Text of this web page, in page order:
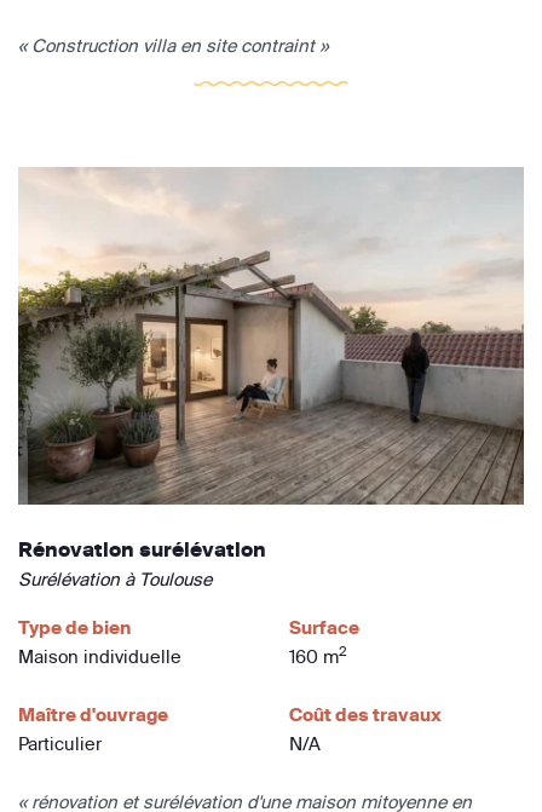
« Construction villa en site contraint »
Rénovation surélévation
Surélévation à Toulouse
Type de bien
Maison individuelle
Surface
160 m2
Maître d'ouvrage
Particulier
Coût des travaux
N/A
« rénovation et surélévation d'une maison mitoyenne en